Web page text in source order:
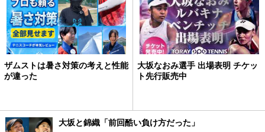
ザムストは暑さ対策の考えと性能
が違った
大坂なおみ選手 出場表明 チケッ
ト先行販売中
大坂と錦織「前回酷い負け方だった」